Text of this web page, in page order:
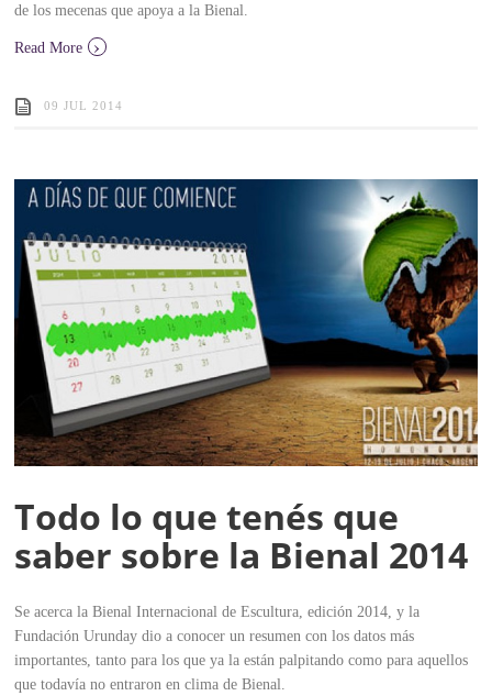
de los mecenas que apoya a la Bienal.
Read More ›
09 JUL 2014
Todo lo que tenés que
saber sobre la Bienal 2014
Se acerca la Bienal Internacional de Escultura, edición 2014, y la
Fundación Urunday dio a conocer un resumen con los datos más
importantes, tanto para los que ya la están palpitando como para aquellos
que todavía no entraron en clima de Bienal.